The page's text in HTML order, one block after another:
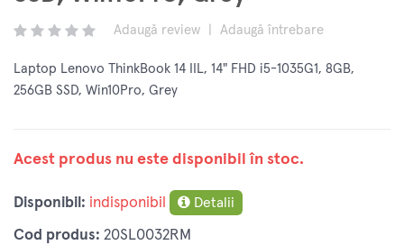
Adaugă review Adaugă întrebare
Laptop Lenovo ThinkBook 14 IIL, 14" FHD i5-1035G1, 8GB,
256GB SSD, Win10Pro, Grey
Acest produs nu este disponibil în stoc.
Disponibil: indisponibil Detalii
Cod produs: 20SL0032RM